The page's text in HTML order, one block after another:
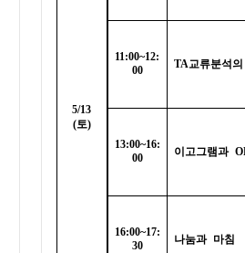
5/13
(토)
11:00~12:
00
TA교류분석
13:00~16:
00
이고그램과
16:00~17:
30
나눔과 마침